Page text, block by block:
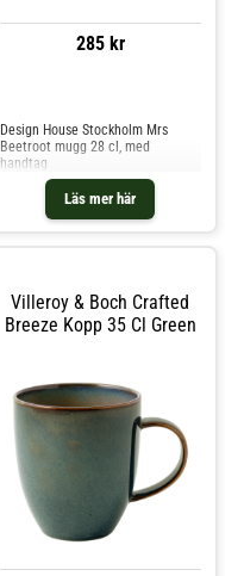
285 kr
Läs mer här
Design House Stockholm Mrs
Beetroot mugg 28 cl, med
handtag
Villeroy & Boch Crafted
Breeze Kopp 35 Cl Green